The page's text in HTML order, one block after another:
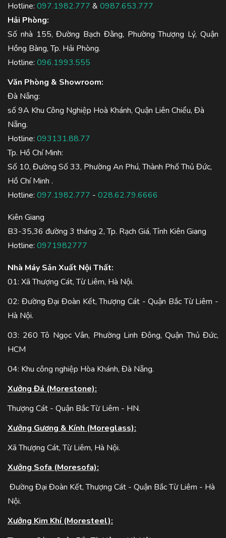
Hotline: 097.1982.777 & 0987.653.777
Hải Phòng:
Số nhà 155, Đường Bạch Đằng, Phường Thượng Lý, Quận
Hồng Bàng, Tp. Hải Phòng.
Hotline: 096.1993.555
Văn Phòng & Showroom:
Đà Nẵng:
số 9A Khu Công Nghiệp Hoà Khánh, Quận Liên Chiểu, Đà
Nẵng.
Hotline: 093131.88.77
Tp. Hồ Chí Minh:
Số 10, Đường Số 33, Phường An Phú, Thành Phố Thủ Đức,
Hồ Chí Minh .
Hotline: 097.1982.777 - 028.62.79.6666
Kiên Giang
B3-35,36 đường 3 tháng 2, Tp. Rạch Giá, Tỉnh Kiên Giang
Hotline: 0971982777
Nhà Máy Sản Xuất Nội Thất:
01: Xã Thượng Cát, Từ Liêm, Hà Nội.
02: Đường Đại Đoàn Kết, Thượng Cát - Quận Bắc Từ Liêm -
Hà Nội.
03: 260 Tô Ngọc Vân, Phường Linh Đông, Quận Thủ Đức,
HCM
04: Khu công nghiệp Hòa Khánh, Đà Nẵng.
Xưởng Đá (Morestone):
Thượng Cát - Quận Bắc Từ Liêm - HN.
Xưởng Gương & Kính (Moreglass):
Xã Thượng Cát, Từ Liêm, Hà Nội.
Xưởng Sofa (Moresofa):
Đường Đại Đoàn Kết, Thượng Cát - Quận Bắc Từ Liêm - Hà
Nội.
Xưởng Kim Khí (Moresteel):